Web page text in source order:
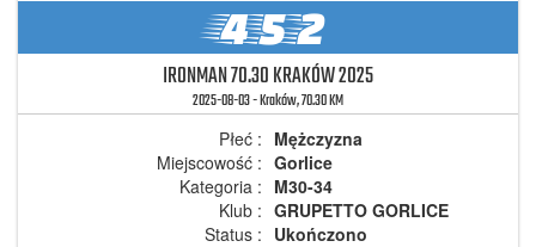
452
IRONMAN 70.30 KRAKÓW 2025
2025-08-03 - Kraków, 70.30 KM
Płeć : Mężczyzna
Miejscowość : Gorlice
Kategoria : M30-34
Klub : GRUPETTO GORLICE
Status : Ukończono